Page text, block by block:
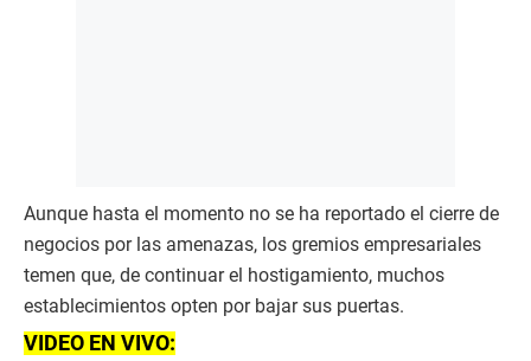
Aunque hasta el momento no se ha reportado el cierre de
negocios por las amenazas, los gremios empresariales
temen que, de continuar el hostigamiento, muchos
establecimientos opten por bajar sus puertas.
VIDEO EN VIVO: